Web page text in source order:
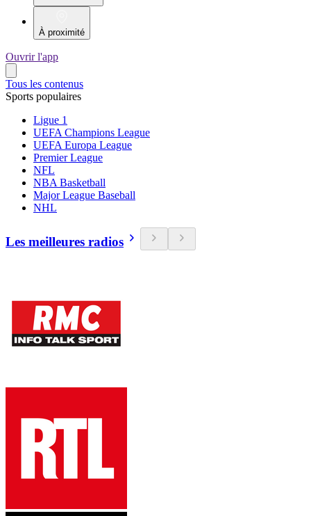
À proximité
Ouvrir l'app
Tous les contenus
Sports populaires
Ligue 1
UEFA Champions League
UEFA Europa League
Premier League
NFL
NBA Basketball
Major League Baseball
NHL
Les meilleures radios